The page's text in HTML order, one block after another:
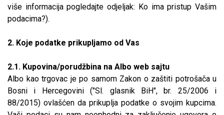
više informacija pogledajte odjeljak: Ko ima pristup Vašim
podacima?).
2. Koje podatke prikupljamo od Vas
2.1. Kupovina/porudžbina na Albo web sajtu
Albo kao trgovac je po samom Zakon o zaštiti potrošača u
Bosni i Hercegovini ("Sl. glasnik BiH", br. 25/2006 i
88/2015) ovlašćen da prikuplja podatke o svojim kupcima.